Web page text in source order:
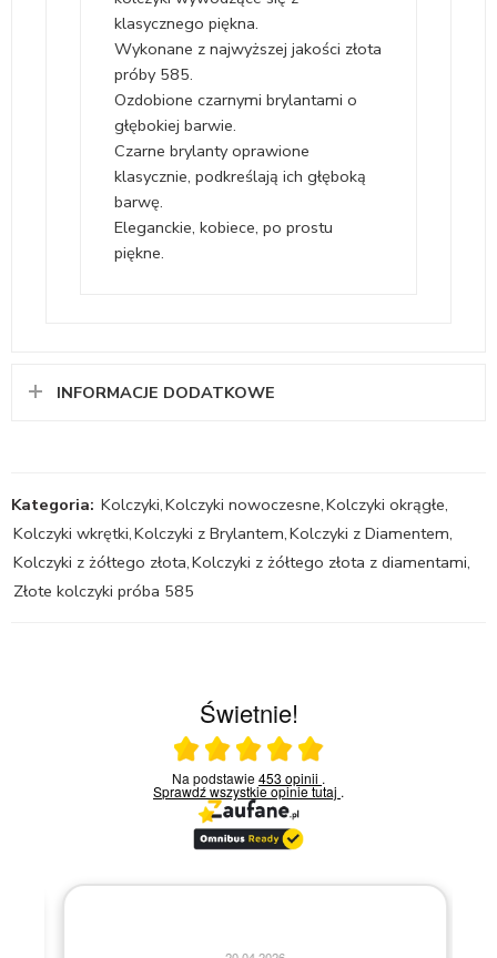
klasycznego piękna.
Wykonane z najwyższej jakości złota
próby 585.
Ozdobione czarnymi brylantami o
głębokiej barwie.
Czarne brylanty oprawione
klasycznie, podkreślają ich głęboką
barwę.
Eleganckie, kobiece, po prostu
piękne.
INFORMACJE DODATKOWE
Kategoria: Kolczyki,Kolczyki nowoczesne,Kolczyki okrągłe,
Kolczyki wkrętki,Kolczyki z Brylantem,Kolczyki z Diamentem,
Kolczyki z żółtego złota,Kolczyki z żółtego złota z diamentami,
Złote kolczyki próba 585
Świetnie!
Ocena średnia 5 na 5
Na podstawie453 opinii .
Sprawdź wszystkie opinietutaj .